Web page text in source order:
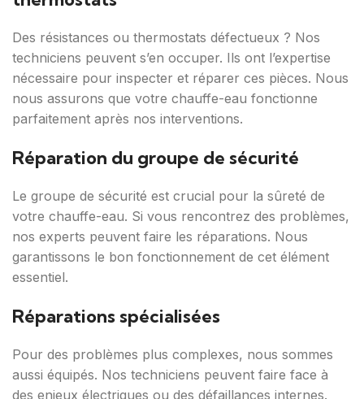
Des résistances ou thermostats défectueux ? Nos
techniciens peuvent s’en occuper. Ils ont l’expertise
nécessaire pour inspecter et réparer ces pièces. Nous
nous assurons que votre chauffe-eau fonctionne
parfaitement après nos interventions.
Réparation du groupe de sécurité
Le groupe de sécurité est crucial pour la sûreté de
votre chauffe-eau. Si vous rencontrez des problèmes,
nos experts peuvent faire les réparations. Nous
garantissons le bon fonctionnement de cet élément
essentiel.
Réparations spécialisées
Pour des problèmes plus complexes, nous sommes
aussi équipés. Nos techniciens peuvent faire face à
des enjeux électriques ou des défaillances internes.